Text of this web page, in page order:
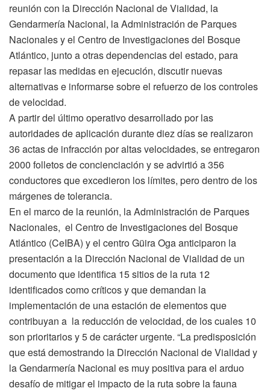
reunión con la Dirección Nacional de Vialidad, la
Gendarmería Nacional, la Administración de Parques
Nacionales y el Centro de Investigaciones del Bosque
Atlántico, junto a otras dependencias del estado, para
repasar las medidas en ejecución, discutir nuevas
alternativas e informarse sobre el refuerzo de los controles
de velocidad.
A partir del último operativo desarrollado por las
autoridades de aplicación durante diez días se realizaron
36 actas de infracción por altas velocidades, se entregaron
2000 folletos de concienciación y se advirtió a 356
conductores que excedieron los límites, pero dentro de los
márgenes de tolerancia.
En el marco de la reunión, la Administración de Parques
Nacionales, el Centro de Investigaciones del Bosque
Atlántico (CeIBA) y el centro Güira Oga anticiparon la
presentación a la Dirección Nacional de Vialidad de un
documento que identifica 15 sitios de la ruta 12
identificados como críticos y que demandan la
implementación de una estación de elementos que
contribuyan a la reducción de velocidad, de los cuales 10
son prioritarios y 5 de carácter urgente. “La predisposición
que está demostrando la Dirección Nacional de Vialidad y
la Gendarmería Nacional es muy positiva para el arduo
desafío de mitigar el impacto de la ruta sobre la fauna